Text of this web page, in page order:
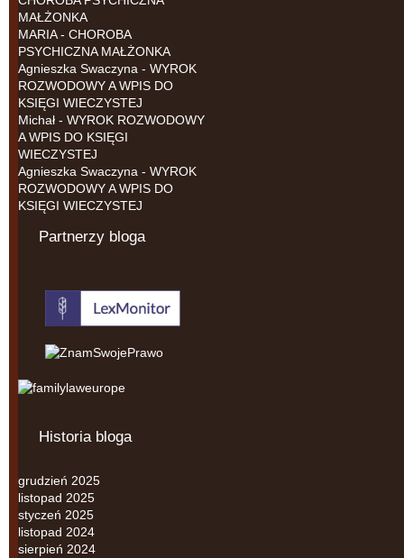
MAŁŻONKA
MARIA- CHOROBA
PSYCHICZNA MAŁŻONKA
Agnieszka Swaczyna - WYROK
ROZWODOWY A WPIS DO
KSIĘGI WIECZYSTEJ
Michał - WYROK ROZWODOWY
A WPIS DO KSIĘGI
WIECZYSTEJ
Agnieszka Swaczyna - WYROK
ROZWODOWY A WPIS DO
KSIĘGI WIECZYSTEJ
Partnerzy bloga
Historia bloga
grudzień 2025
listopad 2025
styczeń 2025
listopad 2024
sierpień 2024